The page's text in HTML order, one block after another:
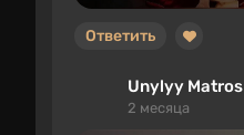
Ответить
Unylyy Matros
2 месяца